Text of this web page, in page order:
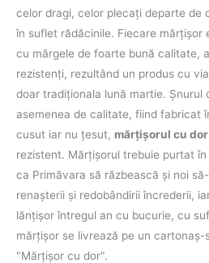
celor dragi, celor plecaţi departe de
în suflet rădăcinile. Fiecare mărţişor
cu mărgele de foarte bună calitate,
rezistenţi, rezultând un produs cu
doar tradiţionala lună martie. Şnurul
asemenea de calitate, fiind fabricat
cusut iar nu ţesut, mărţişorul cu dor
rezistent. Mărţişorul trebuie purtat
ca Primăvara să răzbească şi noi
renaşterii şi redobândirii încrederii,
lănţişor întregul an cu bucurie, cu
mărţişor se livrează pe un
"Mărţişor cu dor".